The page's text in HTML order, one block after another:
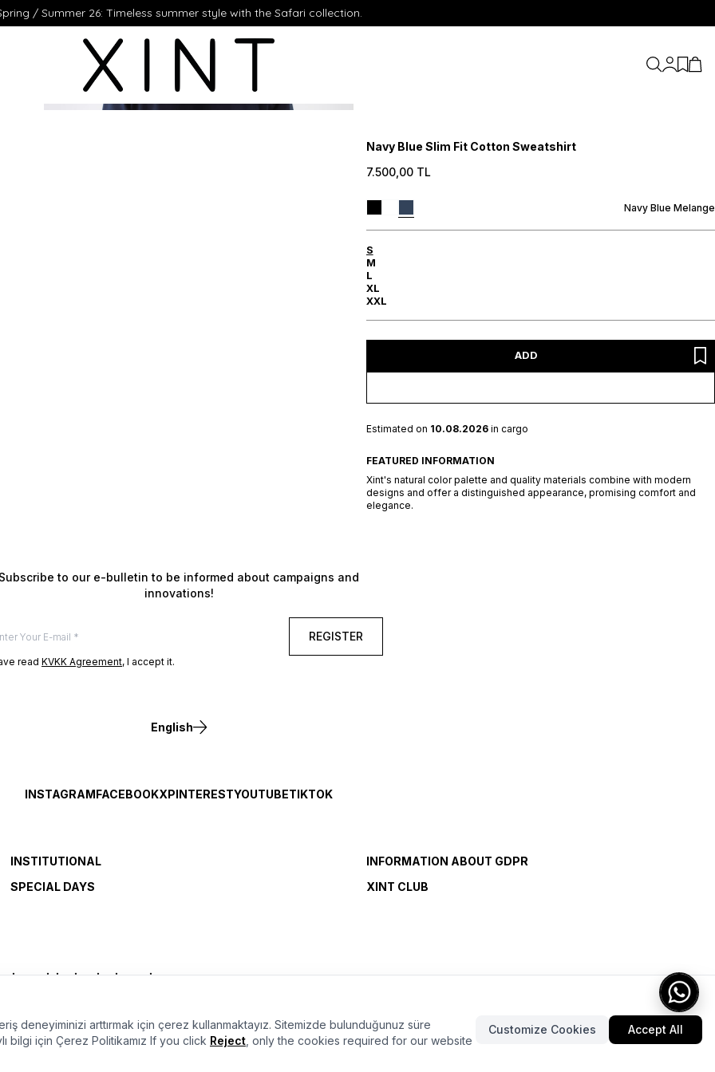
/ Summer 26: Timeless summer style with the Safari collection.
MyMyMy
Navy Blue Slim Fit Cotton Sweatshirt
7.500,00TL
Navy Blue Melange
S
M
L
XL
XXL
ADD
Estimated on 10.08.2026in cargo
FEATURED INFORMATION
Xint's natural color palette and quality materials combine with modern
designs and offer a distinguished appearance, promising comfort and
elegance.
to our e-bulletin to be informed about campaigns and
innovations!
REGISTER
read KVKK Agreement, I accept it.
English
INSTAGRAMFACEBOOKXPINTERESTYOUTUBETIKTOK
INSTITUTIONAL
INFORMATION ABOUT GDPR
SPECIAL DAYS
XINT CLUB
İLİŞKİN BİLGİLENDİRME
Bu sayfada yer alan görsellerde yapay zekâ teknolojileri kullanılmıştır.
deneyiminizi arttırmak için çerez kullanmaktayız. Sitemizde bulunduğunuz süre
bilgi için Çerez Politikamız If you click Reject , only the cookies required for our website
Customize Cookies Accept All